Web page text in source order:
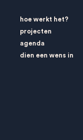
hoe werkt het?
projecten
agenda
dien een wens in